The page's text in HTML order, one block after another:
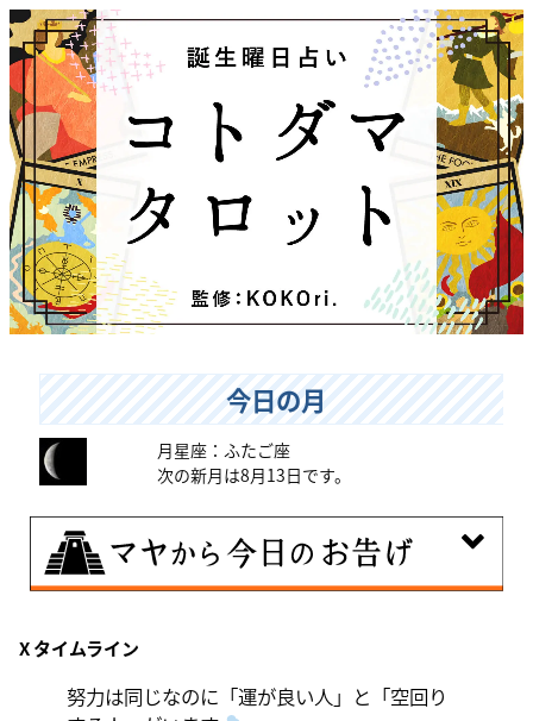
今日の月
月星座：ふたご座
次の新月は8月13日です。
興味のある分野で、熟練を志す日。なんとなくではな
す。
X タイムライン
努力は同じなのに「運が良い人」と「空回り